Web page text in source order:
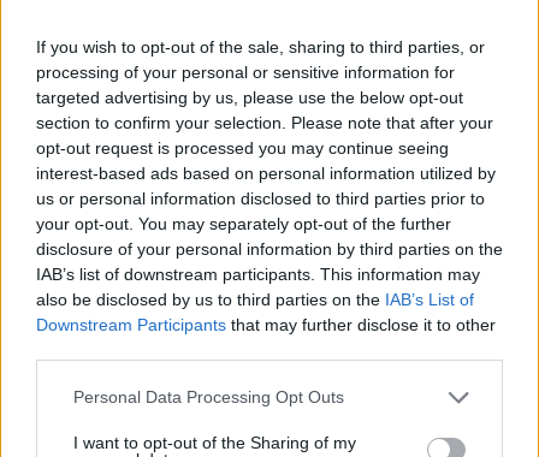
If you wish to opt-out of the sale, sharing to third parties, or
processing of your personal or sensitive information for
targeted advertising by us, please use the below opt-out
section to confirm your selection. Please note that after your
opt-out request is processed you may continue seeing
interest-based ads based on personal information utilized by
us or personal information disclosed to third parties prior to
your opt-out. You may separately opt-out of the further
disclosure of your personal information by third parties on the
IAB’s list of downstream participants. This information may
also be disclosed by us to third parties on the IAB’s List of
Downstream Participants that may further disclose it to other
Please note that this website/app uses one or more Google
not limited to your visit or usage behaviour. You may click to
Personal Data Processing Opt Outs
I want to opt-out of the Sharing of my
που της πέταξε λουλούδια στην
Ηγουμενίτσα: Του τα επέστρεψε στο
κεφάλι και είπε «εσένα σ' αρέσει
αυτό...», δείτε βίντεο
07.08.2026, 06:39 99
Games